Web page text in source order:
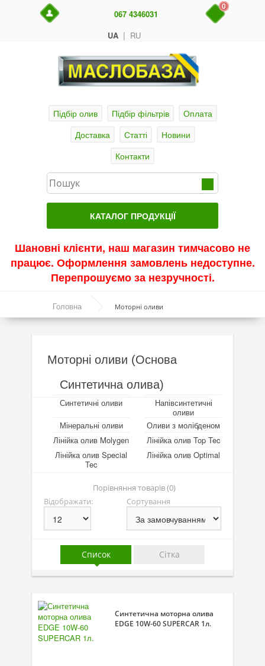
UA | RU
067 4346031
0
Підбір олив Підбір фільтрів
Оплата
Доставка
Статті
Новини
Контакти
КАТАЛОГ ПРОДУКЦІЇ
Актуальні продукти
Акції
Моторні оливи
Напівсинтетичні оливи
Мінеральні оливи
Оливи з молібденом
Лінійка олив Molygen
Лінійка олив Top Tec
Лінійка олив Special Tec
Лінійка олив Optimal
Присадки
Присадки до систем охолодження
Автокосметика
Трансмісійні оливи
Шановні клієнти, наш магазин тимчасово не
працює. Оформлення замовлень недоступне.
Перепрошуємо за незручності.
Головна Моторні оливи
Моторні оливи (Основа
Синтетична олива)
Синтетичні оливи
Напівсинтетичні
оливи
Мінеральні оливи
Оливи з молібденом
Лінійка олив Molygen
Лінійка олив Top Tec
Лінійка олив Special
Tec
Лінійка олив Optimal
Порівняння товарів (0)
Відображати:
Сортування
Список Сітка
Синтетична моторна олива
EDGE 10W-60 SUPERCAR 1л.